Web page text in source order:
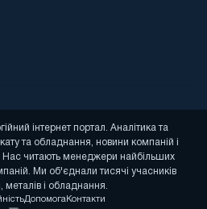
інтернет портал. Аналітика та
та обладнання, новини компаній і
Нас читають менеджери найбільших
Ми об'єднали тисячі учасників
металів і обладнання.
ДопомогаКонтакти